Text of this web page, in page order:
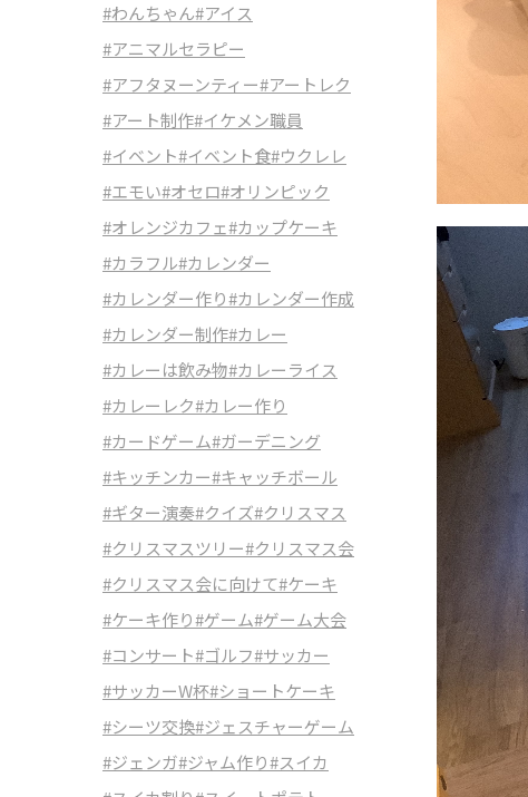
#わんちゃん#アイス
#アニマルセラピー
#アフタヌーンティー#アートレク
#アート制作#イケメン職員
#イベント#イベント食#ウクレレ
#エモい#オセロ#オリンピック
#オレンジカフェ#カップケーキ
#カラフル#カレンダー
#カレンダー作り#カレンダー作成
#カレンダー制作#カレー
#カレーは飲み物#カレーライス
#カレーレク#カレー作り
#カードゲーム#ガーデニング
#キッチンカー#キャッチボール
#ギター演奏#クイズ#クリスマス
#クリスマスツリー#クリスマス会
#クリスマス会に向けて#ケーキ
#ケーキ作り#ゲーム#ゲーム大会
#コンサート#ゴルフ#サッカー
#サッカーW杯#ショートケーキ
#シーツ交換#ジェスチャーゲーム
#ジェンガ#ジャム作り#スイカ